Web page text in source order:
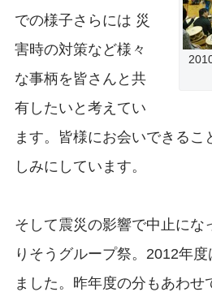
での様子さらには 災
害時の対策など様々
な事柄を皆さんと共
有したいと考えてい
ます。皆様にお会いできるこ
しみにしています。
そして震災の影響で中止にな
りそうグループ祭。2012年
ました。昨年度の分もあわせ